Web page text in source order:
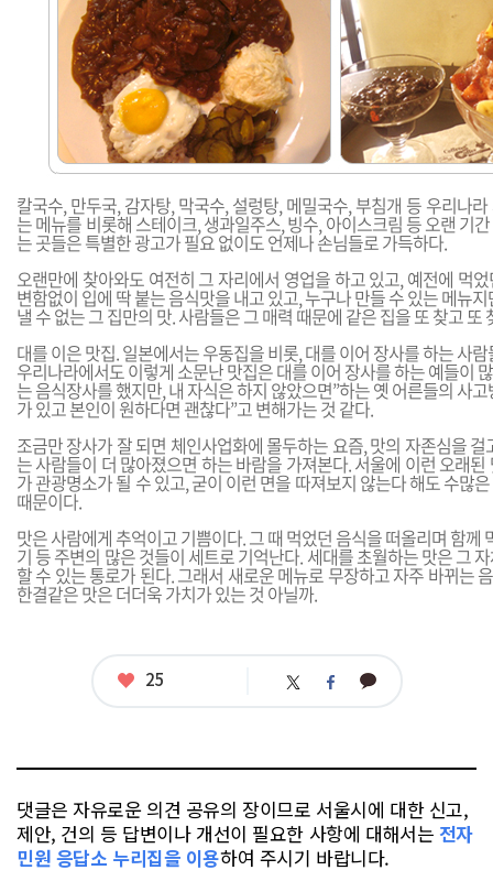
칼국수, 만두국, 감자탕, 막국수, 설렁탕, 메밀국수, 부침개 등 우리나
는 메뉴를 비롯해 스테이크, 생과일주스, 빙수, 아이스크림 등 오랜 기
는 곳들은 특별한 광고가 필요 없이도 언제나 손님들로 가득하다.
오랜만에 찾아와도 여전히 그 자리에서 영업을 하고 있고, 예전에 먹
변함없이 입에 딱 붙는 음식맛을 내고 있고, 누구나 만들 수 있는 메뉴
낼 수 없는 그 집만의 맛. 사람들은 그 매력 때문에 같은 집을 또 찾고 또
대를 이은 맛집. 일본에서는 우동집을 비롯, 대를 이어 장사를 하는 사
우리나라에서도 이렇게 소문난 맛집은 대를 이어 장사를 하는 예들이
는 음식장사를 했지만, 내 자식은 하지 않았으면”하는 옛 어른들의 사
가 있고 본인이 원하다면 괜찮다”고 변해가는 것 같다.
조금만 장사가 잘 되면 체인사업화에 몰두하는 요즘, 맛의 자존심을
는 사람들이 더 많아졌으면 하는 바람을 가져본다. 서울에 이런 오래
가 관광명소가 될 수 있고, 굳이 이런 면을 따져보지 않는다 해도 수많
때문이다.
맛은 사람에게 추억이고 기쁨이다. 그 때 먹었던 음식을 떠올리며 함께
기 등 주변의 많은 것들이 세트로 기억난다. 세대를 초월하는 맛은 그
할 수 있는 통로가 된다. 그래서 새로운 메뉴로 무장하고 자주 바뀌는
한결같은 맛은 더더욱 가치가 있는 것 아닐까.
좋
25 트 페 카
댓글은 자유로운 의견 공유의 장이므로 서울시에 대한 신고,
제안, 건의 등 답변이나 개선이 필요한 사항에 대해서는 전자
민원 응답소 누리집을 이용하여 주시기 바랍니다.